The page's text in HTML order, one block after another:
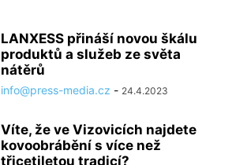
LANXESS přináší novou škálu
produktů a služeb ze světa
nátěrů
info@press-media.cz - 24.4.2023
Víte, že ve Vizovicích najdete
kovoobrábění s více než
třicetiletou tradicí?